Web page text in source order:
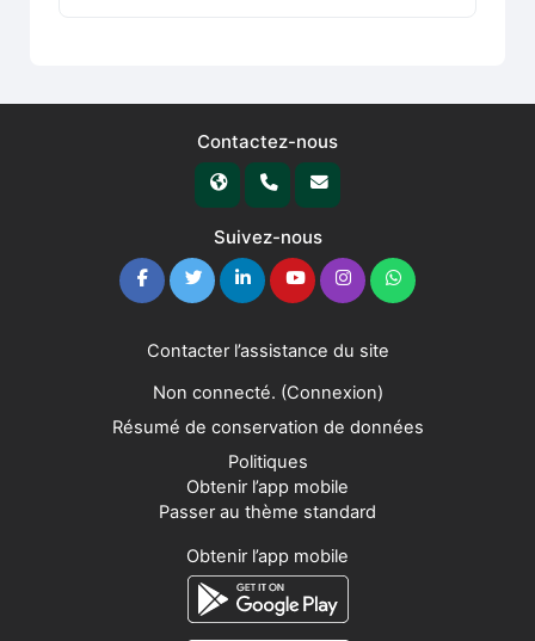
Contactez-nous
Suivez-nous
Contacter l’assistance du site
Non connecté. (Connexion)
Résumé de conservation de données
Politiques
Obtenir l’app mobile
Passer au thème standard
Obtenir l’app mobile